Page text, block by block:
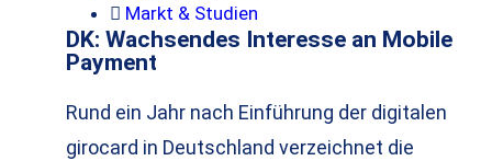
Markt & Studien
DK: Wachsendes Interesse an Mobile
Payment
Rund ein Jahr nach Einführung der digitalen
girocard in Deutschland verzeichnet die